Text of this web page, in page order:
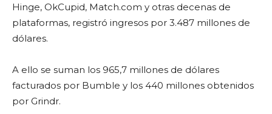
Hinge, OkCupid, Match.com y otras decenas de
plataformas, registró ingresos por 3.487 millones de
dólares.
A ello se suman los 965,7 millones de dólares
facturados por Bumble y los 440 millones obtenidos
por Grindr.